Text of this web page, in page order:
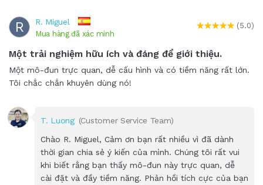
R R. Miguel
Mua hàng đã xác minh
(5.0)
Một trải nghiệm hữu ích và đáng để giới thiệu.
Một mô-đun trực quan, dễ cấu hình và có tiềm năng rất lớn.
Tôi chắc chắn khuyên dùng nó!
T. Luong (Customer Service Team)
Chào R. Miguel, Cảm ơn bạn rất nhiều vì đã dành
thời gian chia sẻ ý kiến của mình. Chúng tôi rất vui
khi biết rằng bạn thấy mô-đun này trực quan, dễ
cài đặt và đầy tiềm năng. Phản hồi tích cực của bạn